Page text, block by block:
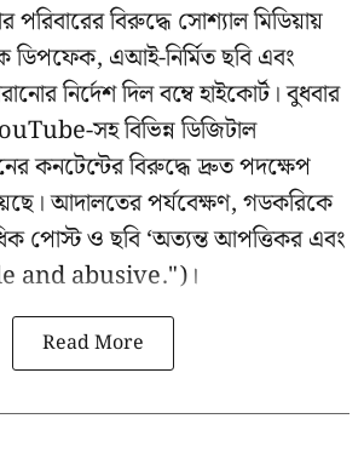
পরিবারের বিরুদ্ধে সোশ্যাল মিডিয়ায়
ডিপফেক, এআই-নির্মিত ছবি এবং
নির্দেশ দিল বম্বে হাইকোর্ট। বুধবার
সহ বিভিন্ন ডিজিটাল
কনটেন্টের বিরুদ্ধে দ্রুত পদক্ষেপ
আদালতের পর্যবেক্ষণ, গডকরিকে
পোস্ট ও ছবি ‘অত্যন্ত আপত্তিকর এবং
and abusive.")।
Read More